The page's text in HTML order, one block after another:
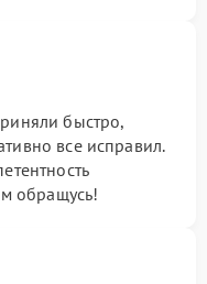
быстро,
все исправил.
обращусь!